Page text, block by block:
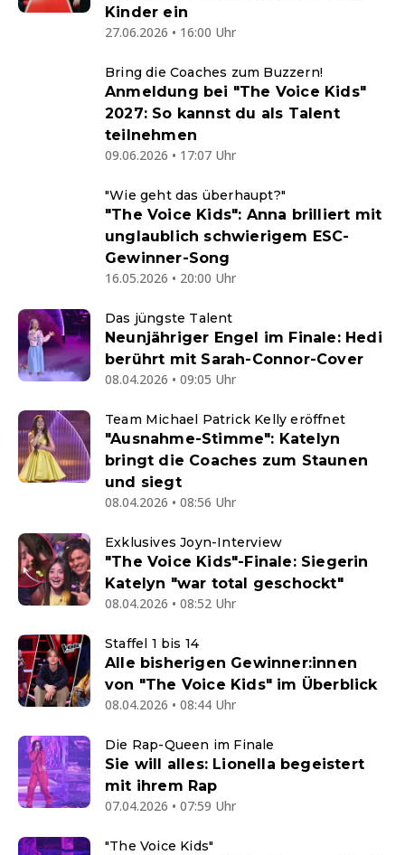
Kinder ein
27.06.2026 • 16:00 Uhr
Bring die Coaches zum Buzzern!
Anmeldung bei "The Voice Kids"
2027: So kannst du als Talent
teilnehmen
09.06.2026 • 17:07 Uhr
"Wie geht das überhaupt?"
"The Voice Kids": Anna brilliert mit
unglaublich schwierigem ESC-
Gewinner-Song
16.05.2026 • 20:00 Uhr
Das jüngste Talent
Neunjähriger Engel im Finale: Hedi
berührt mit Sarah-Connor-Cover
08.04.2026 • 09:05 Uhr
Team Michael Patrick Kelly eröffnet
"Ausnahme-Stimme": Katelyn
bringt die Coaches zum Staunen
und siegt
08.04.2026 • 08:56 Uhr
Exklusives Joyn-Interview
"The Voice Kids"-Finale: Siegerin
Katelyn "war total geschockt"
08.04.2026 • 08:52 Uhr
Staffel 1 bis 14
Alle bisherigen Gewinner:innen
von "The Voice Kids" im Überblick
08.04.2026 • 08:44 Uhr
Die Rap-Queen im Finale
Sie will alles: Lionella begeistert
mit ihrem Rap
07.04.2026 • 07:59 Uhr
"The Voice Kids"